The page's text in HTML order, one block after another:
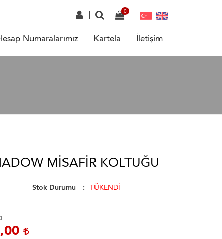
Numaralarımız Kartela İletişim
MISAFIR KOLTUĞU
Stok Durumu TÜKENDİ